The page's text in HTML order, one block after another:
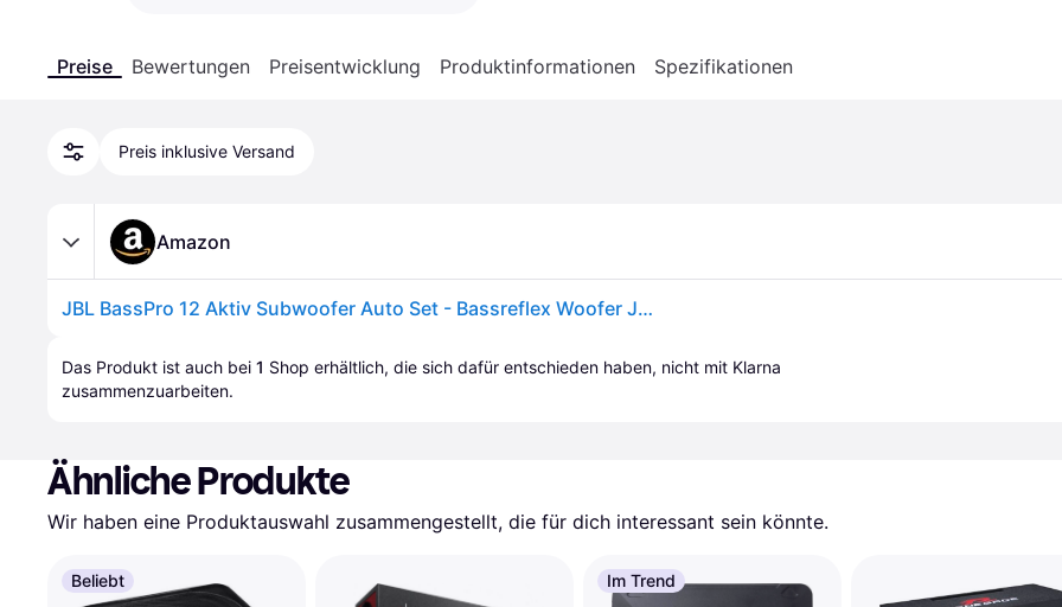
Preise Bewertungen Preisentwicklung Produktinformationen Spezifikationen
Preis inklusive Versand
Amazon
JBL BassPro 12 Aktiv Subwoofer Auto Set - Bassreflex Woofer JBL box groß 30 cm, 450 Watt verstärker Auto Soundsystem und Car hifi Bassbox Gehäuse
Das Produkt ist auch bei 1 Shop erhältlich, die sich dafür entschieden haben, nicht mit Klarna
zusammenzuarbeiten.
Ähnliche Produkte
Wir haben eine Produktauswahl zusammengestellt, die für dich interessant sein könnte.
Beliebt Im Trend